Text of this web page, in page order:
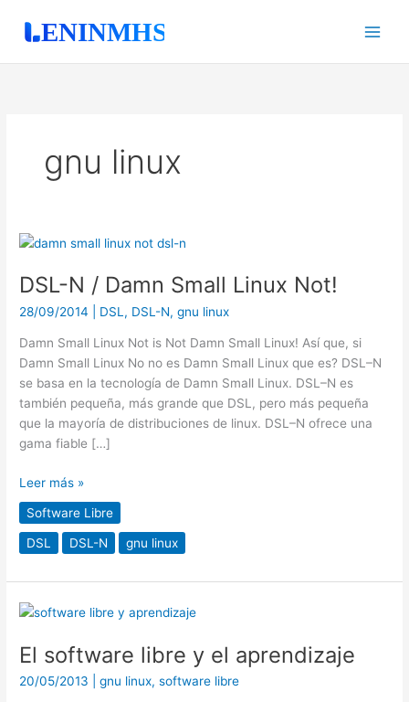
gnu linux
DSL-N / Damn Small Linux Not!
28/09/2014 DSL , DSL-N,gnu linux
Damn Small Linux Not is Not Damn Small Linux! Así que, si
Damn Small Linux No no es Damn Small Linux que es? DSL–N
se basa en la tecnología de Damn Small Linux. DSL–N es
también pequeña, más grande que DSL, pero más pequeña
que la mayoría de distribuciones de linux. DSL–N ofrece una
gama fiable […]
DSL-
/
Small
Linux
Not!
Leer más »
Software Libre
DSL DSL-N gnu linux
El software libre y el aprendizaje
20/05/2013 |gnu linux,software libre
El
libre